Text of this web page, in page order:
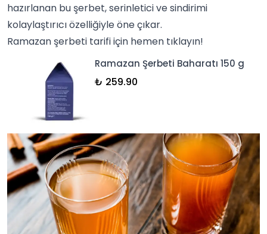
hazırlanan bu şerbet, serinletici ve sindirimi
kolaylaştırıcı özelliğiyle öne çıkar.
Ramazan şerbeti tarifiiçin hemen tıklayın!
Ramazan Şerbeti Baharatı 150 g
₺ 259.90